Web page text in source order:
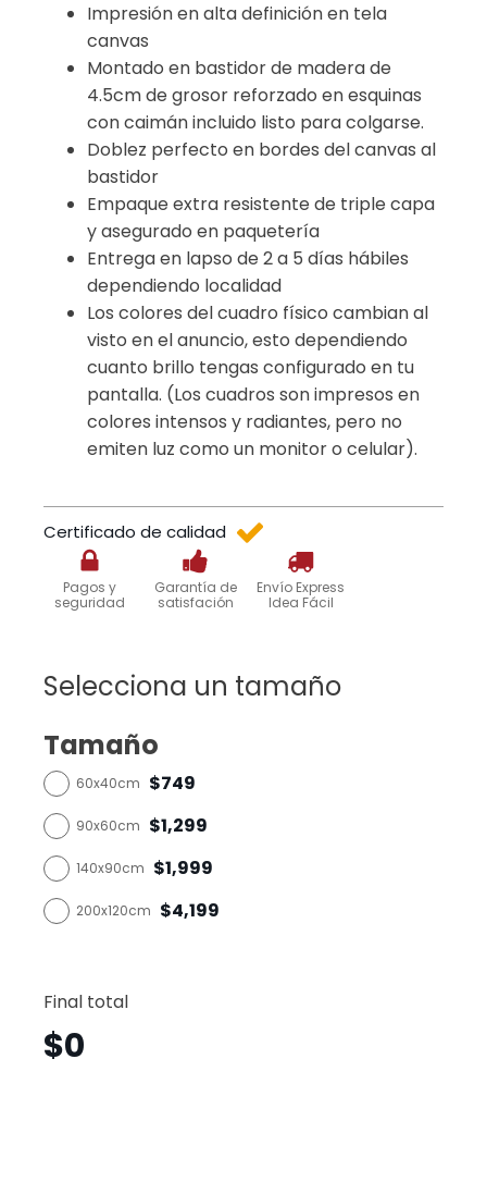
Impresión en alta definición en tela
canvas
Montado en bastidor de madera de
4.5cm de grosor reforzado en esquinas
con caimán incluido listo para colgarse.
Doblez perfecto en bordes del canvas al
bastidor
Empaque extra resistente de triple capa
y asegurado en paquetería
Entrega en lapso de 2 a 5 días hábiles
dependiendo localidad
Los colores del cuadro físico cambian al
visto en el anuncio, esto dependiendo
cuanto brillo tengas configurado en tu
pantalla. (Los cuadros son impresos en
colores intensos y radiantes, pero no
emiten luz como un monitor o celular).
Certificado de calidad
Pagos y
seguridad
Garantía de
satisfación
Envío Express
Idea Fácil
Selecciona un tamaño
Tamaño
60x40cm $749
90x60cm $1,299
140x90cm $1,999
200x120cm $4,199
Final total
$0